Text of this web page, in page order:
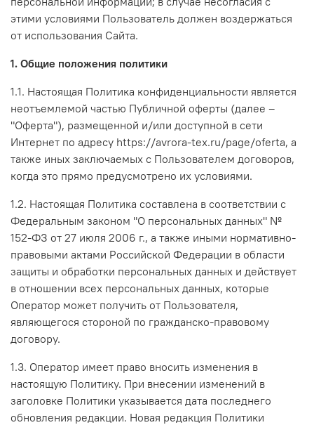
этими условиями Пользователь должен воздержаться
от использования Сайта.
1. Общие положения политики
1.1. Настоящая Политика конфиденциальности является
неотъемлемой частью Публичной оферты (далее –
"Оферта"), размещенной и/или доступной в сети
Интернет по адресу https://avrora-tex.ru/page/oferta, а
также иных заключаемых с Пользователем договоров,
когда это прямо предусмотрено их условиями.
1.2. Настоящая Политика составлена в соответствии с
Федеральным законом "О персональных данных" №
152-ФЗ от 27 июля 2006 г., а также иными нормативно-
правовыми актами Российской Федерации в области
защиты и обработки персональных данных и действует
в отношении всех персональных данных, которые
Оператор может получить от Пользователя,
являющегося стороной по гражданско-правовому
договору.
1.3. Оператор имеет право вносить изменения в
настоящую Политику. При внесении изменений в
заголовке Политики указывается дата последнего
обновления редакции. Новая редакция Политики